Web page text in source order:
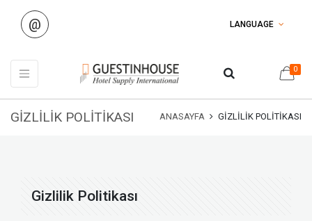
@ LANGUAGE
0
GIZLILIK POLITIKASI ANASAYFA GIZLILIK POLITIKASI
Gizlilik Politikası